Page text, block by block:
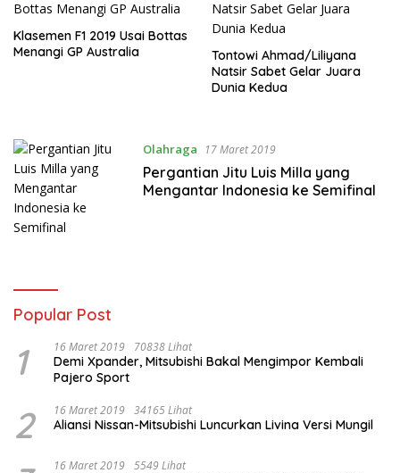
Klasemen F1 2019 Usai Bottas
Menangi GP Australia
Tontowi Ahmad/Liliyana
Natsir Sabet Gelar Juara
Dunia Kedua
Olahraga 17 Maret 2019
Pergantian Jitu Luis Milla yang
Mengantar Indonesia ke Semifinal
Popular Post
1 16 Maret 2019 70838 Lihat
Demi Xpander, Mitsubishi Bakal Mengimpor Kembali
Pajero Sport
2 16 Maret 2019 34165 Lihat
Aliansi Nissan-Mitsubishi Luncurkan Livina Versi Mungil
16 Maret 2019 5549 Lihat